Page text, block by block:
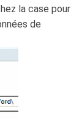
la case pour
de